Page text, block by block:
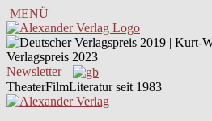
MENÜ
Newsletter
TheaterFilmLiteratur seit 1983